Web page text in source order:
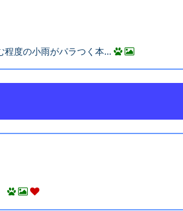
程度の小雨がパラつく本...